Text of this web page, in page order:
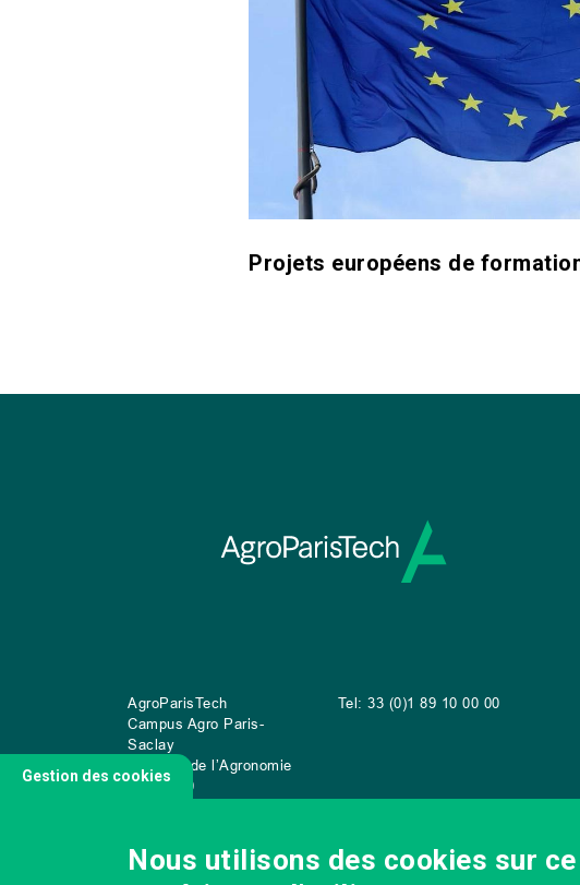
Projets européens de
AgroParisTech
Campus Agro Paris-
Saclay
22 place de l’Agronomie
CS20040
Tel: 33 (0)1 89 10 00 00
Gestion des cookies
Nous utilisons des cookies sur